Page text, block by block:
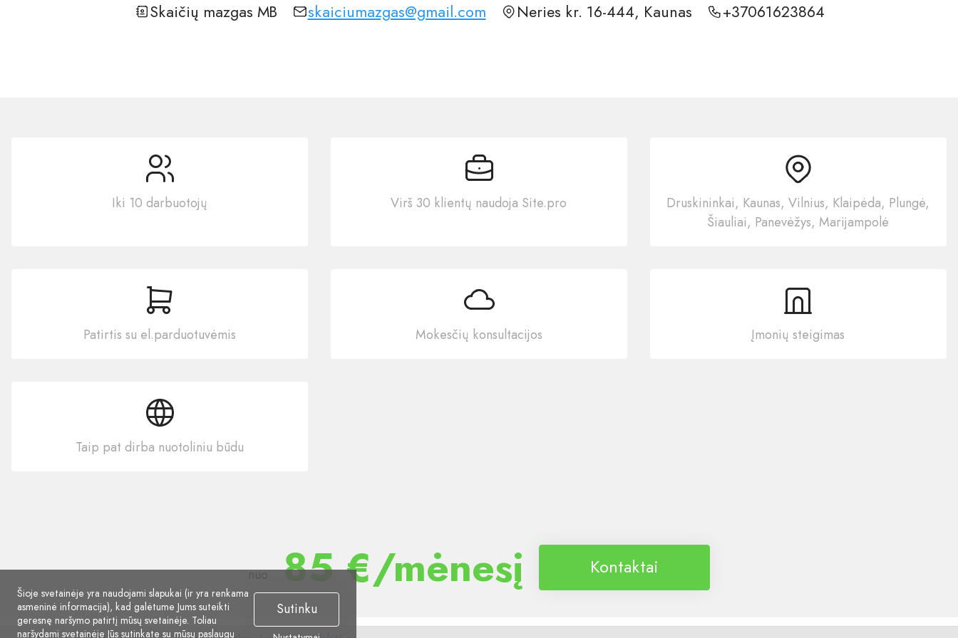
Skaičių mazgas MB skaiciumazgas@gmail.com Neries kr. 16-444, Kaunas +37061623864
Iki 10 darbuotojų Virš 30 klientų naudoja Site.pro
Druskininkai, Kaunas, Vilnius, Klaipėda, Plungė,
Šiauliai, Panevėžys, Marijampolė
Patirtis su el.parduotuvėmis Mokesčių konsultacijos Įmonių steigimas
Taip pat dirba nuotoliniu būdu
nuo 85 €/mėnesį Kontaktai
Šioje svetainėje yra naudojami slapukai (ir yra renkama
asmeninė informacija), kad galėtume Jums suteikti
geresnę naršymo patirtį mūsų svetainėje. Toliau
naršydami svetainėje Jūs sutinkate su mūsų paslaugų
Sutinku